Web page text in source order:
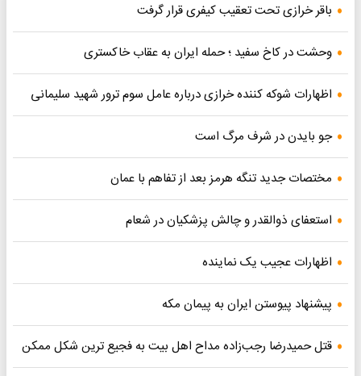
باقر خرازی تحت تعقیب کیفری قرار گرفت
وحشت در کاخ سفید ؛ حمله ایران به عقاب خاکستری
اظهارات شوکه کننده خرازی درباره عامل سوم ترور شهید سلیمانی
جو بایدن در شرف مرگ است
مختصات جدید تنگه هرمز بعد از تفاهم با عمان
استعفای ذوالقدر و چالش پزشکیان در شعام
اظهارات عجیب یک نماینده
پیشنهاد پیوستن ایران به پیمان مکه
قتل حمیدرضا رجب‌زاده مداح اهل بیت به فجیع ترین شکل ممکن